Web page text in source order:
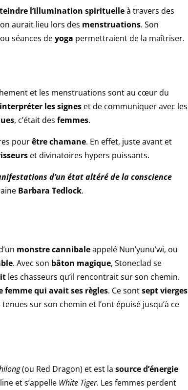
l’illumination spirituelleà travers des
aurait lieu lors des menstruations. Son
ou séances deyoga permettraient de la maîtriser.
et les menstruations sont au cœur du
les signes et de communiquer avec les
, c’était des femmes.
pourêtre chamane. En effet, juste avant et
et divinatoires hypers puissants.
d’un état altéré de la conscience
Barbara Tedlock.
monstre cannibaleappelé Nun’yunu’wi, ou
. Avec son bâton magique, Stoneclad se
les chasseurs qu’il rencontrait sur son chemin.
femme qui avait ses règles. Ce sontsept vierges
sur son chemin et l’ont épuisé jusqu’à ce
(ou Red Dragon) et est la sourced’énergie
et s’appelle White Tiger. Les femmes perdent